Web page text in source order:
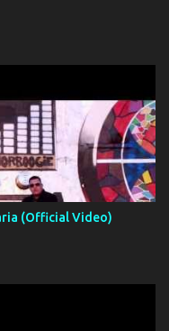
(Official Video)